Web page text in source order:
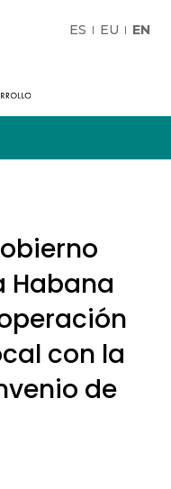
ES EU EN
Habana
con la
de